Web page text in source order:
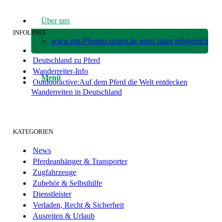
Über uns
www.mit-Pferden-reisen.de neun Jahre erfolgreich!
Menü
INFOLINKS
Deutschland zu Pferd
Wanderreiter-Info
Outdooractive:Auf dem Pferd die Welt entdecken
Wanderreiten in Deutschland
KATEGORIEN
News
Pferdeanhänger & Transporter
Zugfahrzeuge
Zubehör & Selbsthilfe
Dienstleister
Verladen, Recht & Sicherheit
Ausreiten & Urlaub